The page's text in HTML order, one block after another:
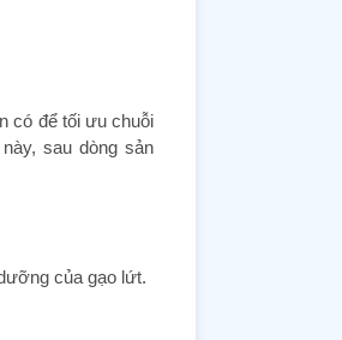
có để tối ưu chuỗi
sau dòng sản
của gạo lứt.